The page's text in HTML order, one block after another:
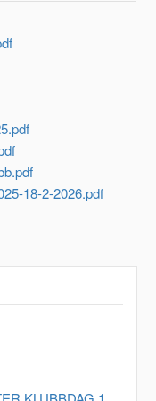
18-2-2026.pdf